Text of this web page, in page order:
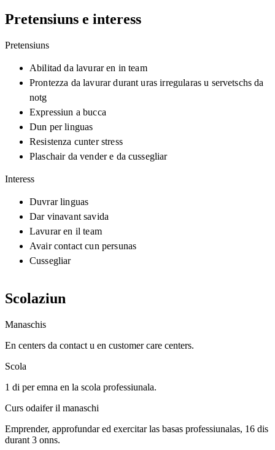
Pretensiuns e interess
Pretensiuns
Abilitad da lavurar en in team
Prontezza da lavurar durant uras irregularas u servetschs da
notg
Expressiun a bucca
Dun per linguas
Resistenza cunter stress
Plaschair da vender e da cussegliar
Interess
Duvrar linguas
Dar vinavant savida
Lavurar en il team
Avair contact cun persunas
Cussegliar
Scolaziun
Manaschis
En centers da contact u en customer care centers.
Scola
1 di per emna en la scola professiunala.
Curs odaifer il manaschi
Emprender, approfundar ed exercitar las basas professiunalas, 16 dis
durant 3 onns.